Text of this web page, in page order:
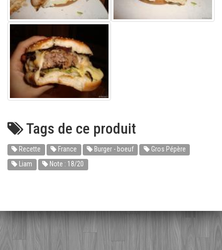
Tags de ce produit
Recette France Burger - boeuf
Gros Pépère
Liam
Note : 18/20